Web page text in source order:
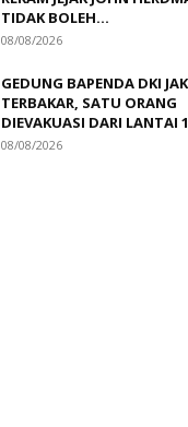
TIDAK BOLEH...
08/08/2026
GEDUNG BAPENDA DKI
TERBAKAR, SATU ORANG
DIEVAKUASI DARI LANTAI
08/08/2026